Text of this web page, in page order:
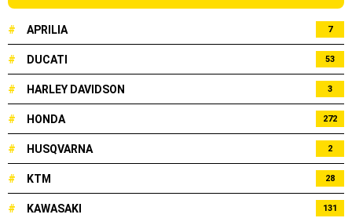
# APRILIA 7
# DUCATI 53
# HARLEY DAVIDSON 3
# HONDA 272
# HUSQVARNA 2
# KTM 28
# KAWASAKI 131